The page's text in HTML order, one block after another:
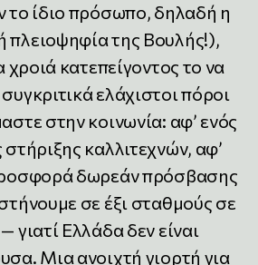
το ίδιο πρόσωπο, δηλαδή η
πλειοψηφία της Βουλής!),
χροιά κατεπείγοντος το να
ελάχιστοι πόροι
στην κοινωνία: αφ’ ενός
καλλιτεχνών, αφ’
δωρεάν πρόσβασης
σε έξι σταθμούς σε
γιατί Ελλάδα δεν είναι
Μια ανοιχτή γιορτή για